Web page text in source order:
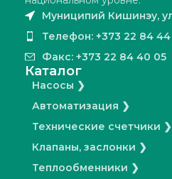
Муниципий Кишинэу,
Телефон: +373 22 84 44
Факс: +373 22 84 40 05
Каталог
Насосы ❯
Автоматизация ❯
Технические счетчики ❯
Клапаны, заслонки ❯
Теплообменники ❯